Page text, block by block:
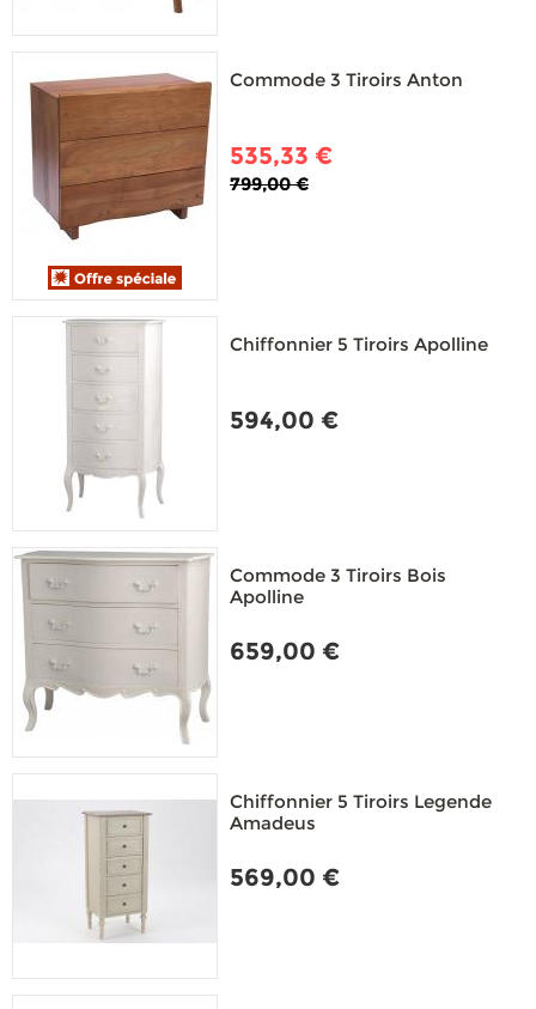
Commode 3 Tiroirs Anton
535,33 €
799,00 €
Chiffonnier 5 Tiroirs Apolline
594,00 €
Commode 3 Tiroirs Bois
Apolline
659,00 €
Chiffonnier 5 Tiroirs Legende
Amadeus
569,00 €